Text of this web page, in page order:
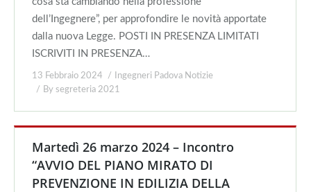
dell’Ingegnere”, per approfondire le novità apportate
dalla nuova Legge. POSTI IN PRESENZA LIMITATI
ISCRIVITI IN PRESENZA…
13 Febbraio 2024
Ingegneri Padova Notizie
By segreteria 2021
Martedì 26 marzo 2024 – Incontro
“AVVIO DEL PIANO MIRATO DI
PREVENZIONE IN EDILIZIA DELLA